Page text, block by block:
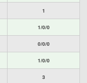
1
1/0/0
0/0/0
1/0/0
3